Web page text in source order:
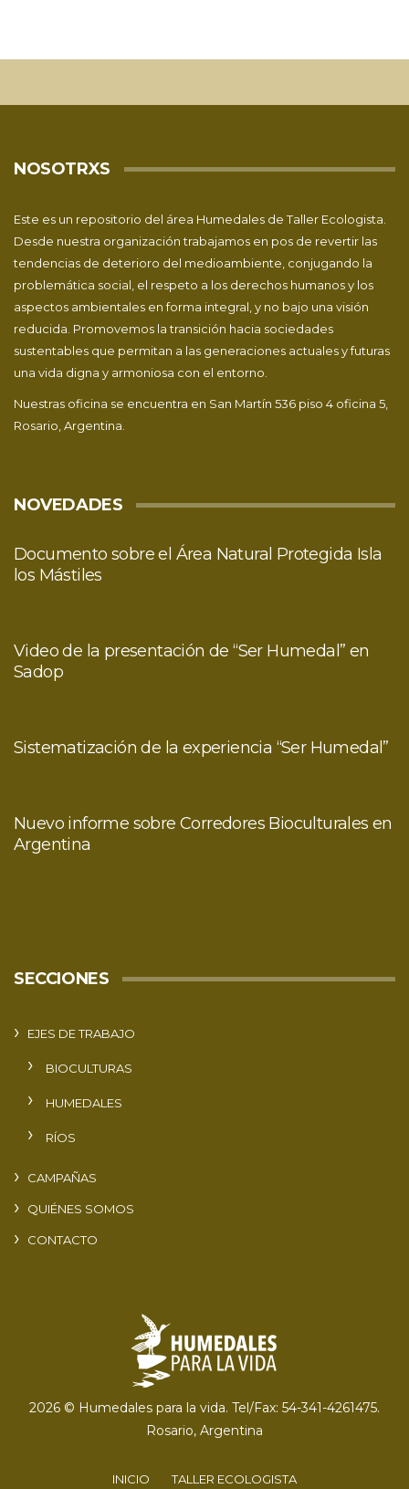
NOSOTRXS
Este es un repositorio del área Humedales deTaller Ecologista
Desde nuestra organización trabajamos en pos de revertir las
tendencias de deterioro del medioambiente, conjugando la
problemática social, el respeto a los derechos humanos y los
aspectos ambientales en forma integral, y no bajo una visión
reducida. Promovemos la transición hacia sociedades
sustentables que permitan a las generaciones actuales y futuras
una vida digna y armoniosa con el entorno.
Nuestras oficina se encuentra en San Martín 536 piso 4 oficina 5,
Rosario, Argentina.
NOVEDADES
Documento sobre el Área Natural Protegida Isla
los Mástiles
Video de la presentación de “Ser Humedal” en
Sadop
Sistematización de la experiencia “Ser Humedal”
Nuevo informe sobre Corredores Bioculturales en
Argentina
SECCIONES
EJES DE TRABAJO
BIOCULTURAS
HUMEDALES
RÍOS
CAMPAÑAS
QUIÉNES SOMOS
CONTACTO
2026 © Humedales para la vida. Tel/Fax: 54-341-4261475.
Rosario, Argentina
INICIO TALLER ECOLOGISTA